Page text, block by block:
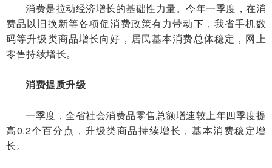
消费是拉动经济增长的基础性力量。今年一季度，在消
费品以旧换新等各项促消费政策有力带动下，我省手机数
码等升级类商品增长向好，居民基本消费总体稳定，网上
零售持续增长。
消费提质升级
一季度，全省社会消费品零售总额增速较上年四季度提
高0.2个百分点，升级类商品持续增长，基本消费稳定增
长。